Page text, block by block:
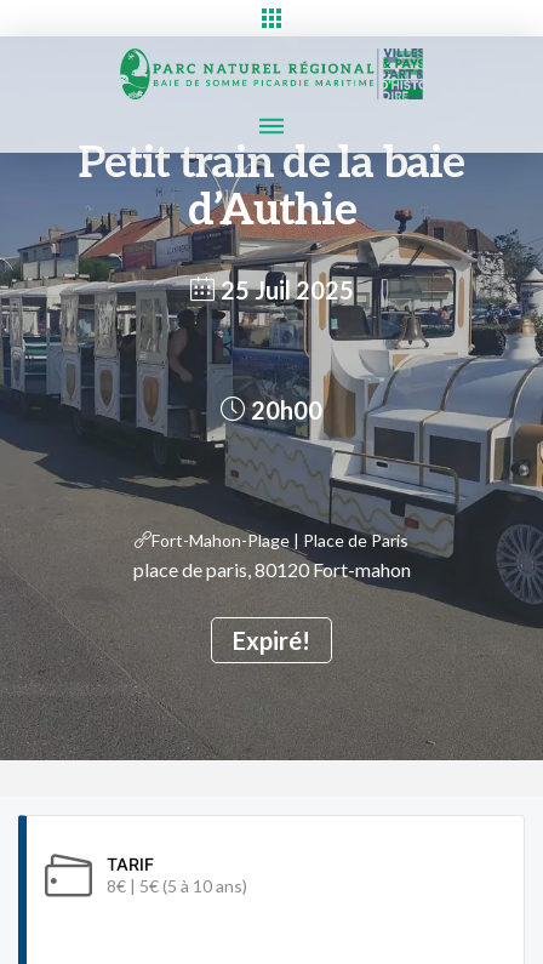
Petit train de la baie
d’Authie
25 Juil 2025
Expiré!
20h00
Fort-Mahon-Plage | Place de Paris
place de paris, 80120 Fort-mahon
TARIF
8€ | 5€ (5 à 10 ans)